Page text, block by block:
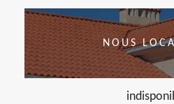
NOUS